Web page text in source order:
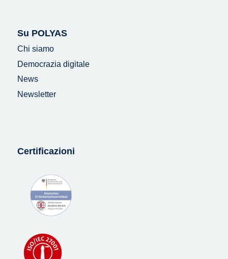
Su POLYAS
Chi siamo
Democrazia digitale
News
Newsletter
Certificazioni